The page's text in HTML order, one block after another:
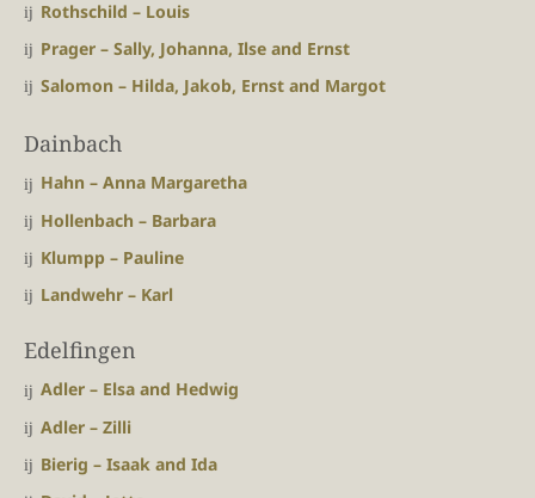
Rothschild – Louis
Prager – Sally, Johanna, Ilse and Ernst
Salomon – Hilda, Jakob, Ernst and Margot
Dainbach
Hahn – Anna Margaretha
Hollenbach – Barbara
Klumpp – Pauline
Landwehr – Karl
Edelfingen
Adler – Elsa and Hedwig
Adler – Zilli
Bierig – Isaak and Ida